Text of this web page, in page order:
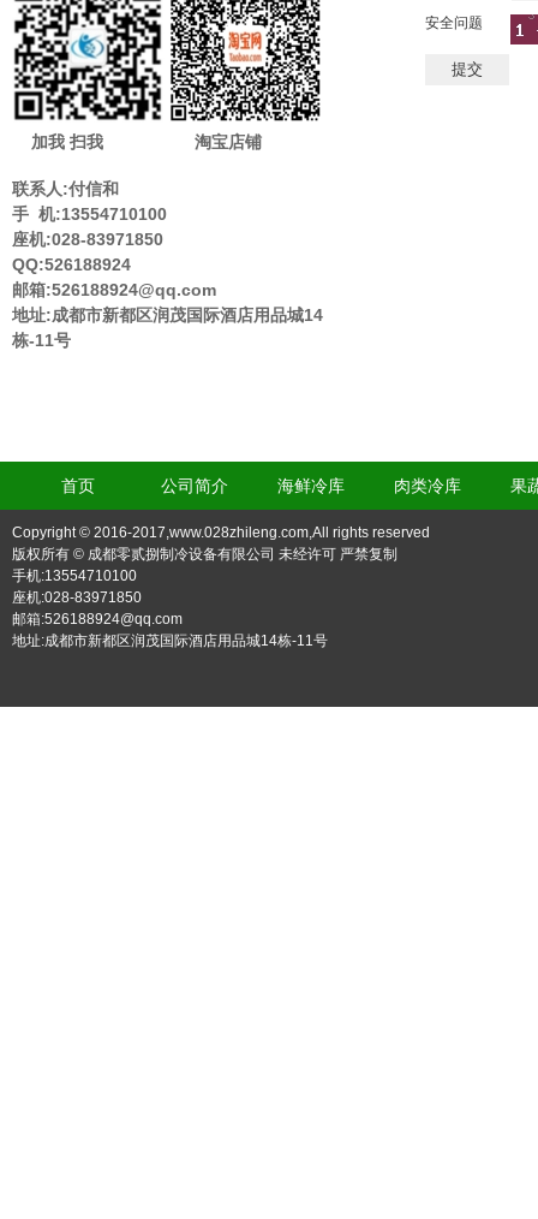
加我 扫我 淘宝店铺
联系人:付信和
手 机:13554710100
座机:028-83971850
QQ:526188924
邮箱:526188924@qq.com
地址:成都市新都区润茂国际酒店用品城14
栋-11号
安全问题
首页 公司简介 海鲜冷库 肉类冷库 果
Copyright © 2016-2017,www.028zhileng.com,All rights reserved
版权所有 © 成都零贰捌制冷设备有限公司 未经许可 严禁复制
手机:13554710100
座机:028-83971850
邮箱:526188924@qq.com
地址:成都市新都区润茂国际酒店用品城14栋-11号